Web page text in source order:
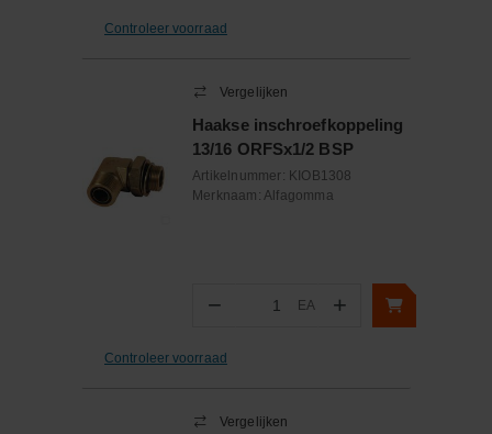
Controleer voorraad
Vergelijken
Haakse inschroefkoppeling
13/16 ORFSx1/2 BSP
Artikelnummer: KIOB1308
Merknaam: Alfagomma
− Aantal
EA +
Controleer voorraad
Vergelijken